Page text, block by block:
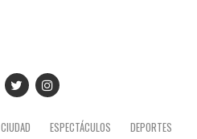
CIUDAD ESPECTÁCULOS
DEPORTES